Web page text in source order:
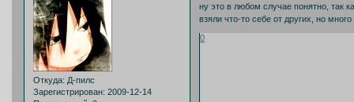
Откуда: Д-пилс
Зарегистрирован: 2009-12-14
ну это в любом случае понятно, так
взяли что-то себе от других, но
0